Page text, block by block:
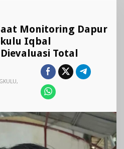
Monitoring Dapur
Iqbal
Total
,